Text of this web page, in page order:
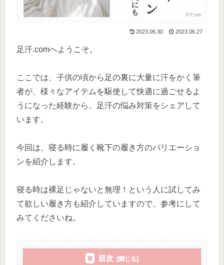
2023.06.30 2023.06.27
足汗.comへようこそ。
ここでは、子供の頃から足の裏に大量に汗をかく筆
者が、様々なアイテムを駆使して快適に過ごせるよ
うになった経験から、足汗の悩み対策をシェアして
います。
今回は、寝る時に履く靴下の履き方のバリエーショ
ンを紹介します。
寝る時は裸足じゃないと無理！という人に試してみ
て欲しい履き方も紹介していますので、参考にして
みてくださいね。
目次